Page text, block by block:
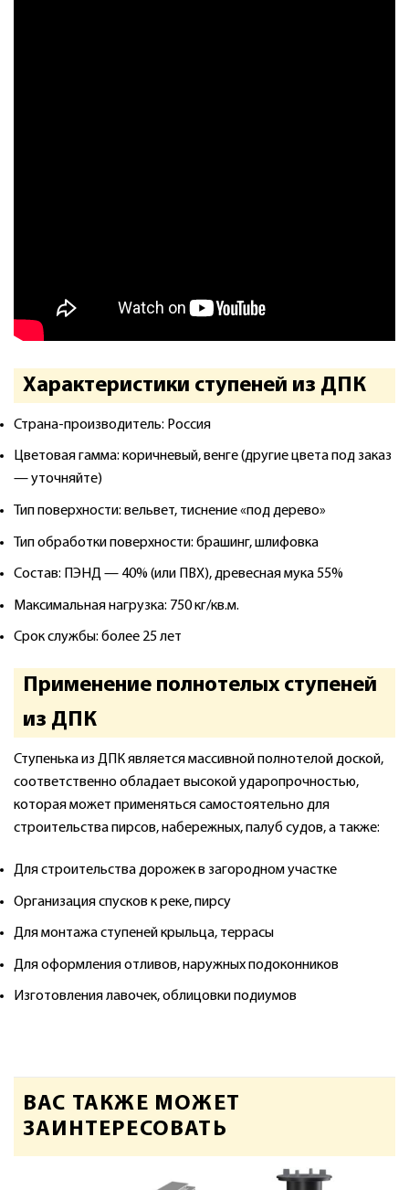
Характеристики ступеней из ДПК
Страна-производитель: Россия
Цветовая гамма: коричневый, венге (другие цвета под заказ
— уточняйте)
Тип поверхности: вельвет, тиснение «под дерево»
Тип обработки поверхности: брашинг, шлифовка
Состав: ПЭНД — 40% (или ПВХ), древесная мука 55%
Максимальная нагрузка: 750 кг/кв.м.
Срок службы: более 25 лет
Применение полнотелых ступеней
из ДПК
Ступенька из ДПК является массивной полнотелой доской,
соответственно обладает высокой ударопрочностью,
которая может применяться самостоятельно для
строительства пирсов, набережных, палуб судов, а также:
Для строительства дорожек в загородном участке
Организация спусков к реке, пирсу
Для монтажа ступеней крыльца, террасы
Для оформления отливов, наружных подоконников
Изготовления лавочек, облицовки подиумов
ВАС ТАКЖЕ МОЖЕТ
ЗАИНТЕРЕСОВАТЬ